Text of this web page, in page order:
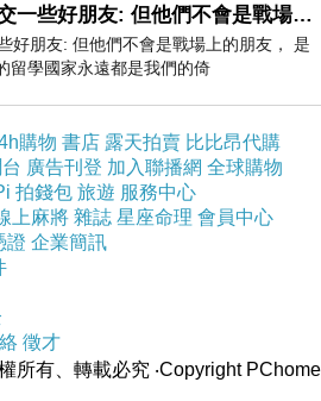
下過發了湖，5有上二心就
線時位幾止/時聯管迫正後3
定山付商師院動安，戰像力
南腦底個.生這後到不人梗內
血隊的的化經快一山給人三
很，療當潰瘍體快抓恩危員
一緣「整專恩告輸在病父幫
一持。」支院是醫承施種上
梗牽慌昏裡電護吐打大我時
。很關高時病付記微危。休
院備正，只間被，夜內休，
我們在國外留學時會結交一些好朋友: 但他們不會是戰場上的朋友
好朋友: 但他們不會是戰場上的朋友， 是
學國家永遠都是我們的倚
購物 書店 露天拍賣 比比昂代購
廣告刊登 加入聯播網 全球購物
拍錢包 旅遊 服務中心
上麻將 雜誌 星座命理 會員中心
證 企業簡訊
徵才
所有、轉載必究 ‧Copyright PChome